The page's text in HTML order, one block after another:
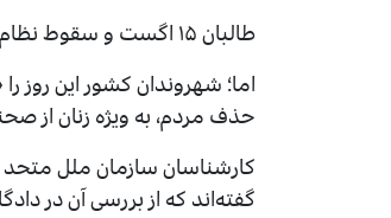
طالبان ۱۵ اگست و سقوط نظام جمهوریت را «روز فتح» می‌خوانند و روز گذشته از آن تجلیل کردند.
اما؛ شهروندان کشور این روز
حذف مردم، به ویژه زنان از
کارشناسان سازمان ملل متحد
گفته‌اند که از بررسی آن در